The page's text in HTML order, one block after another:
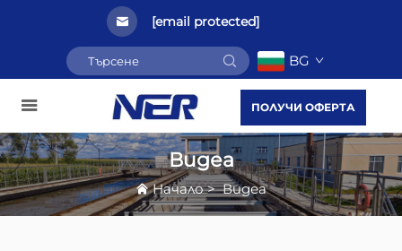
[email protected]
BG
ПОЛУЧИ ОФЕРТА
Видеа
Начало>Видеа